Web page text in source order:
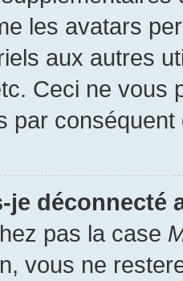
les avatars
aux autres
Ceci ne vous
par conséquent
je déconnecté
pas la case
vous ne